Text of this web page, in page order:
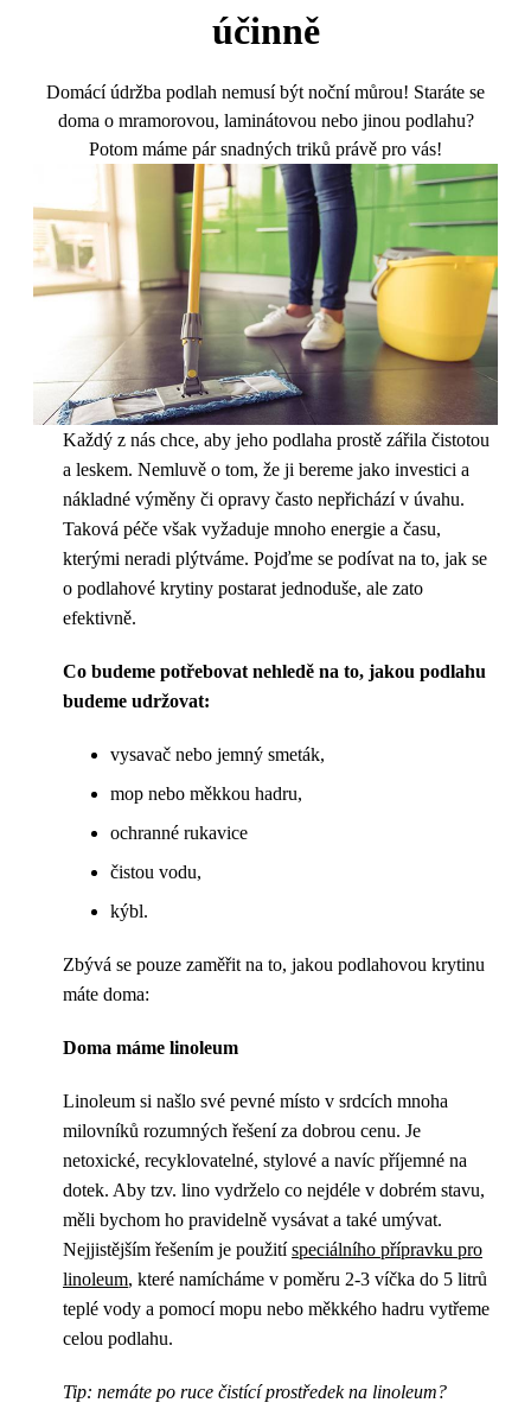
účinně
Domácí údržba podlah nemusí být noční můrou! Staráte se
doma o mramorovou, laminátovou nebo jinou podlahu?
Potom máme pár snadných triků právě pro vás!
Každý z nás chce, aby jeho podlaha prostě zářila čistotou
a leskem. Nemluvě o tom, že ji bereme jako investici a
nákladné výměny či opravy často nepřichází v úvahu.
Taková péče však vyžaduje mnoho energie a času,
kterými neradi plýtváme. Pojďme se podívat na to, jak se
o podlahové krytiny postarat jednoduše, ale zato
efektivně.
Co budeme potřebovat nehledě na to, jakou podlahu
budeme udržovat:
vysavač nebo jemný smeták,
mop nebo měkkou hadru,
ochranné rukavice
čistou vodu,
kýbl.
Zbývá se pouze zaměřit na to, jakou podlahovou krytinu
máte doma:
Doma máme linoleum
Linoleum si našlo své pevné místo v srdcích mnoha
milovníků rozumných řešení za dobrou cenu. Je
netoxické, recyklovatelné, stylové a navíc příjemné na
dotek. Aby tzv. lino vydrželo co nejdéle v dobrém stavu,
měli bychom ho pravidelně vysávat a také umývat.
Nejjistějším řešením je použití speciálního přípravku pro
linoleum, které namícháme v poměru 2-3 víčka do 5 litrů
teplé vody a pomocí mopu nebo měkkého hadru vytřeme
celou podlahu.
Tip: nemáte po ruce čistící prostředek na linoleum?